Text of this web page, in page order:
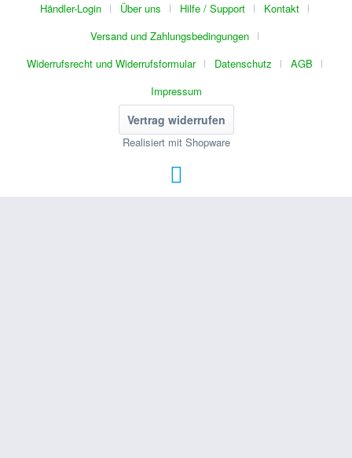
Händler-Login Über uns Hilfe / Support
Kontakt
Versand und Zahlungsbedingungen
Widerrufsrecht und Widerrufsformular
Datenschutz
AGB
Impressum
Vertrag widerrufen
Realisiert mit Shopware